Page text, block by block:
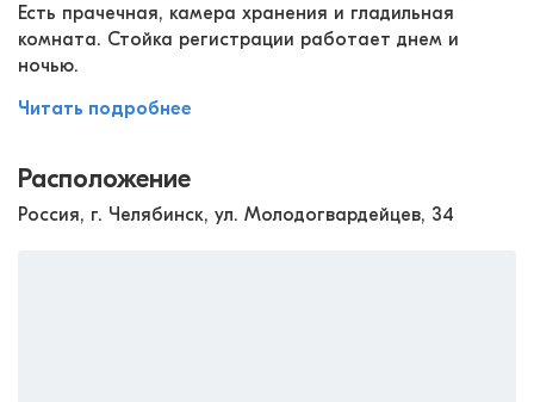
Есть прачечная, камера хранения и гладильная
комната. Стойка регистрации работает днем и
ночью.
Читать подробнее
Расположение
Россия, г. Челябинск, ул. Молодогвардейцев, 34